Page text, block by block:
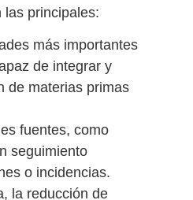
las principales:
más importantes
de integrar y
de materias primas
fuentes, como
seguimiento
o incidencias.
la reducción de